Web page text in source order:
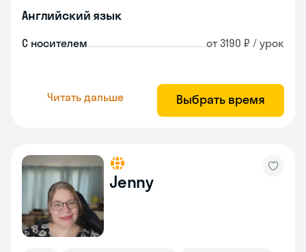
Английский язык
С носителем от 3190 ₽ / урок
Читать дальше Выбрать время
Jenny